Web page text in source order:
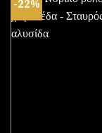
-22%